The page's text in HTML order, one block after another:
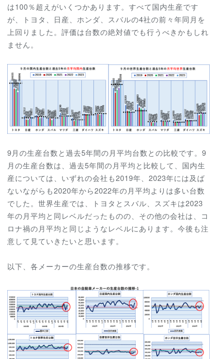
は100％超えがいくつかあります。すべて国内生産です
が、トヨタ、日産、ホンダ、スバルの4社の前々年同月を
上回りました。評価は台数の絶対値でも行うべきかもしれ
ません。
9月の生産台数と過去5年間の月平均台数との比較です。9
月の生産台数は、過去5年間の月平均と比較して、国内生
産については、いずれの会社も2019年、2023年には及ば
ないながらも2020年から2022年の月平均よりは多い台数
でした。世界生産では、トヨタとスバル、スズキは2023
年の月平均と同レベルだったものの、その他の会社は、コ
ロナ禍の月平均と同じようなレベルにあります。今後も注
意して見ていきたいと思います。
以下、各メーカーの生産台数の推移です。